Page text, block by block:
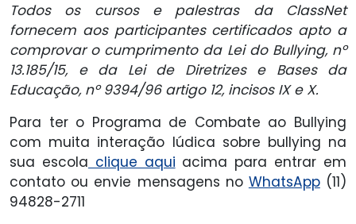
Todos os cursos e palestras da ClassNet
fornecem aos participantes certificados apto a
comprovar o cumprimento da Lei do Bullying, nº
13.185/15, e da Lei de Diretrizes e Bases da
Educação, nº 9394/96 artigo 12, incisos IX e X.
Para ter o Programa de Combate ao Bullying
com muita interação lúdica sobre bullying na
sua escola clique aqui acima para entrar em
contato ou envie mensagens no WhatsApp(11)
94828-2711